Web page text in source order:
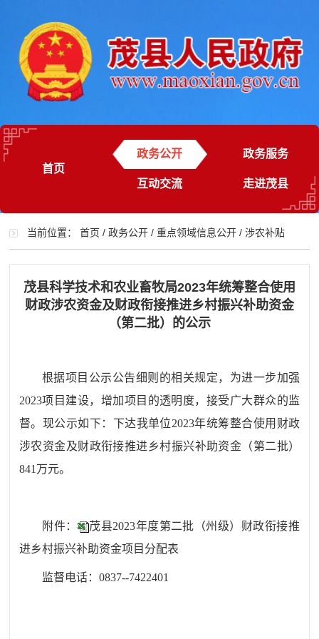
首页
政务公开 政务服务
互动交流 走进茂县
当前位置：首页 /政务公开 /重点领域信息公开 /涉农补贴
茂县科学技术和农业畜牧局2023年统筹整合使用
财政涉农资金及财政衔接推进乡村振兴补助资金
（第二批）的公示
根据项目公示公告细则的相关规定，为进一步加强
2023项目建设， 增加项目的透明度，接受广大群众的监
督。 现公示如下：下达我单位2023年统筹整合使用财政
涉农资金及财政衔接推进乡村振兴补助资金（第二批）
841 万元。
附件：
茂县2023年度第二批（州级）财政衔接推
进乡村振兴补助资金项目分配表
监督电话：0837--7422401